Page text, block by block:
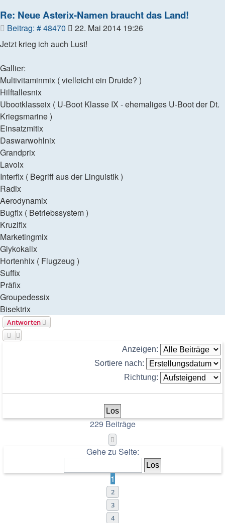
Re: Neue Asterix-Namen braucht das Land!
Beitrag: # 48470 Beitrag
22. Mai 2014 19:26
Jetzt krieg ich auch Lust!
Gallier:
Multivitaminmix ( vielleicht ein Druide? )
Hilftallesnix
Ubootklasseix ( U-Boot Klasse IX - ehemaliges U-Boot der Dt.
Kriegsmarine )
Einsatzmitix
Daswarwohlnix
Grandprix
Lavoix
Interfix ( Begriff aus der Linguistik )
Radix
Aerodynamix
Bugfix ( Betriebssystem )
Kruzifix
Marketingmix
Glykokalix
Hortenhix ( Flugzeug )
Suffix
Präfix
Groupedessix
Bisektrix
Antworten
Anzeigen:
Sortiere nach:
Richtung:
229 Beiträge
Gehe zu Seite:
1
2
3
4